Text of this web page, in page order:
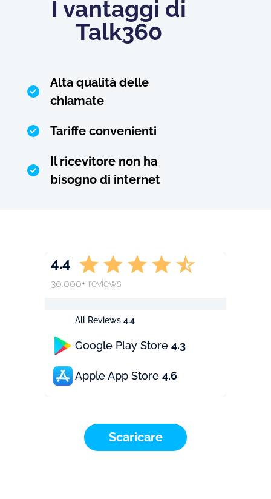
I vantaggi di
Talk360
Alta qualità delle
chiamate
Tariffe convenienti
Il ricevitore non ha
bisogno di internet
All Reviews 4.4
Google Play Store 4.3
Apple App Store 4.6
4.4
30.000+ reviews
Scaricare